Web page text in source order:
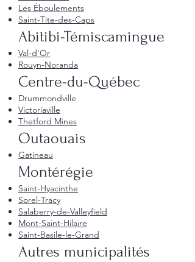
Les Éboulements
Saint-Tite-des-Caps
Abitibi-Témiscamingue
Val-d'Or
Rouyn-Noranda
Centre-du-Québec
Drummondville
Victoriaville
Thetford Mines
Outaouais
Gatineau
Montérégie
Saint-Hyacinthe
Sorel-Tracy
Salaberry-de-Valleyfield
Mont-Saint-Hilaire
Saint-Basile-le-Grand
Autres municipalités